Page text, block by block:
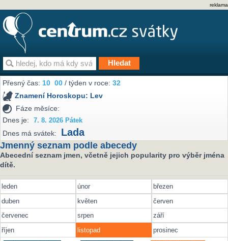
reklama
Přesný čas:10 00 / týden v roce:32
Znamení Horoskopu: Lev
Fáze měsíce:
Dnes je:
7. 8. 2026 Pátek
Dnes má svátek: Lada
Jmenný seznam podle abecedy
Abecední seznam jmen, včetně jejich popularity pro výběr jména
dítě.
leden únor
březen
duben
květen
červen
červenec
srpen
září
říjen
listopad prosinec